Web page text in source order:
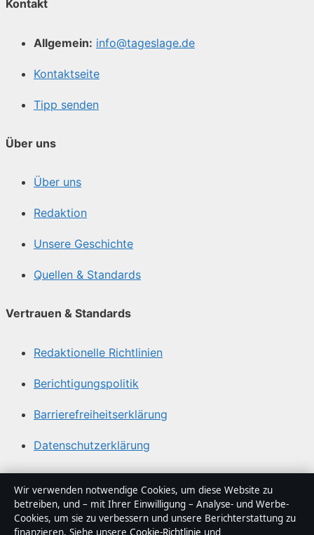
Kontakt
Allgemein: info@tageslage.de
Kontaktseite
Tipp senden
Über uns
Über uns
Redaktion
Unsere Geschichte
Quellen & Standards
Vertrauen & Standards
Redaktionelle Richtlinien
Berichtigungspolitik
Barrierefreiheitserklärung
Datenschutzerklärung
Über Tageslage in Kürze
Tageslage ist ein unabhängiger digitaler
Wir verwenden notwendige Cookies, um diese Website zu
betreiben, und – mit Ihrer Einwilligung – Analyse- und Werbe-
Cookies, um sie zu verbessern und unsere Berichterstattung zu
finanzieren. Siehe unsere Cookie-Richtlinie und